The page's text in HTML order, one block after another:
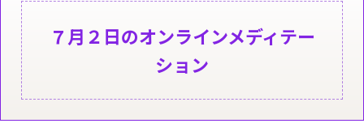
７月２日のオンラインメディテー
ション